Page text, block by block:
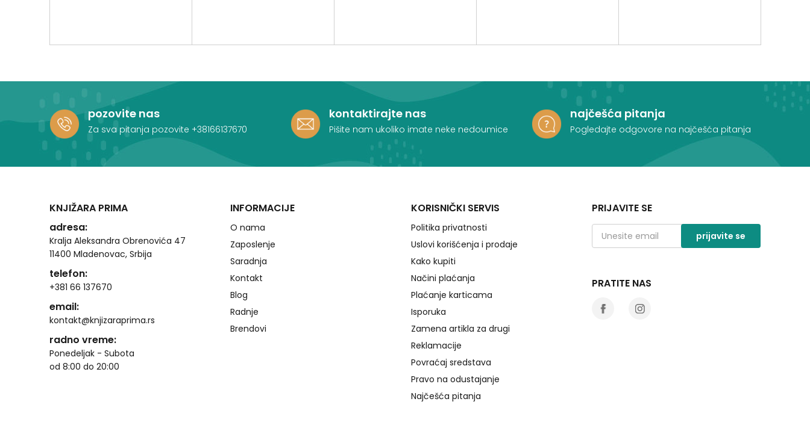
pozovite nas
Za sva pitanja pozovite +38166137670
kontaktirajte nas
Pišite nam ukoliko imate neke nedoumice
najčešća pitanja
Pogledajte odgovore na najčešća pitanja
KNJIŽARA PRIMA
adresa:
Kralja Aleksandra Obrenovića 47
11400 Mladenovac, Srbija
telefon:
+381 66 137670
email:
kontakt@knjizaraprima.rs
radno vreme:
Ponedeljak - Subota
od 8:00 do 20:00
INFORMACIJE
O nama
Zaposlenje
Saradnja
Kontakt
Blog
Radnje
Brendovi
KORISNIČKI SERVIS
Politika privatnosti
Uslovi korišćenja i prodaje
Kako kupiti
Načini plaćanja
Plaćanje karticama
Isporuka
Zamena artikla za drugi
Reklamacije
Povraćaj sredstava
Pravo na odustajanje
Najčešća pitanja
PRIJAVITE SE
prijavite se
PRATITE NAS